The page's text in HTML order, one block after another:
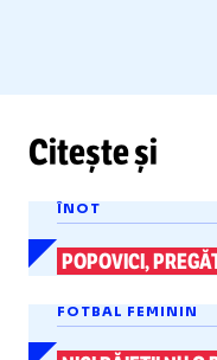
Citește și
ÎNOT
POPOVICI,
FOTBAL FEMININ